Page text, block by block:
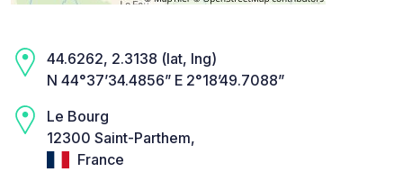
44.6262, 2.3138 (lat, lng)
N 44°37’34.4856” E 2°18’49.7088”
Le Bourg
12300 Saint-Parthem,
France